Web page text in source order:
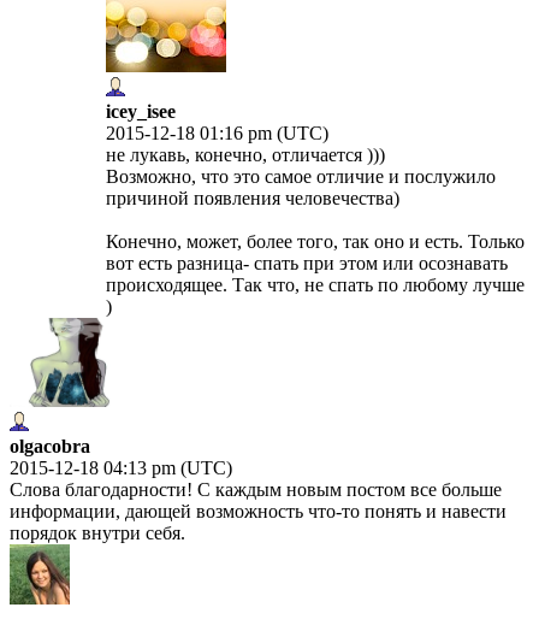
icey_isee
2015-12-18 01:16 pm (UTC)
не лукавь, конечно, отличается )))
Возможно, что это самое отличие и послужило
причиной появления человечества)
Конечно, может, более того, так оно и есть. Только
вот есть разница- спать при этом или осознавать
происходящее. Так что, не спать по любому лучше
)
olgacobra
2015-12-18 04:13 pm (UTC)
Слова благодарности! С каждым новым постом все больше
информации, дающей возможность что-то понять и навести
порядок внутри себя.